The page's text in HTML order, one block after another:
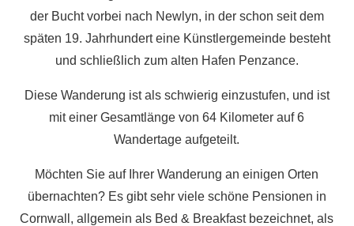
der Bucht vorbei nach Newlyn, in der schon seit dem
späten 19. Jahrhundert eine Künstlergemeinde besteht
und schließlich zum alten Hafen Penzance.
Diese Wanderung ist als schwierig einzustufen, und ist
mit einer Gesamtlänge von 64 Kilometer auf 6
Wandertage aufgeteilt.
Möchten Sie auf Ihrer Wanderung an einigen Orten
übernachten? Es gibt sehr viele schöne Pensionen in
Cornwall, allgemein als Bed & Breakfast bezeichnet, als